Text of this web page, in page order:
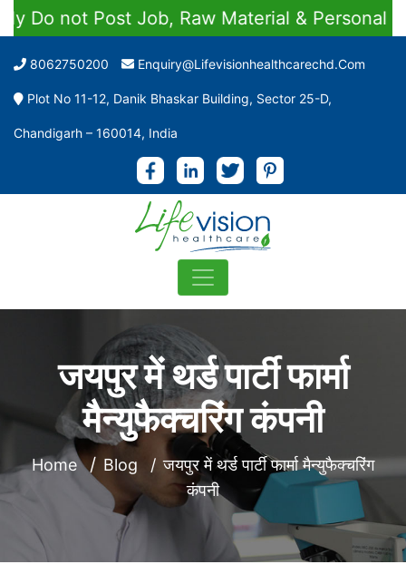
Post Job, Raw Material & Personal
8062750200 Enquiry@lifevisionhealthcarechd.com
Plot No 11-12, Danik Bhaskar Building, Sector 25-D,
Chandigarh – 160014, India
जयपुर में थर्ड पार्टी फार्मा
मैन्युफैक्चरिंग कंपनी
Home Blog
जयपुर में थर्ड पार्टी फार्मा मैन्युफैक्चरिंग
कंपनी